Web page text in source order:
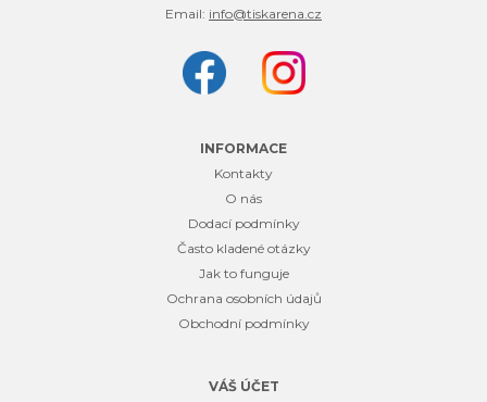
Email: info@tiskarena.cz
INFORMACE
Kontakty
O nás
Dodací podmínky
Často kladené otázky
Jak to funguje
Ochrana osobních údajů
Obchodní podmínky
VÁŠ ÚČET